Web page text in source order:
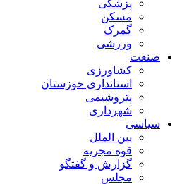
پزشکی
مسکن
گمرک
ورزشی
صنعت
کشاورزی
استانداری خوزستان
پتروشیمی
شهرداری
سیاسی
بین الملل
قوه مجریه
گزارش و گفتگو
مجلس